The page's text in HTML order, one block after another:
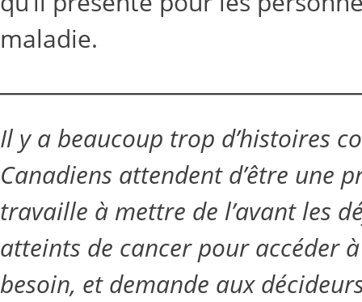
maladie.
Il y a beaucoup trop d’histoires
Canadiens attendent d’être une
travaille à mettre de l’avant les
atteints de cancer pour accéder
besoin, et demande aux